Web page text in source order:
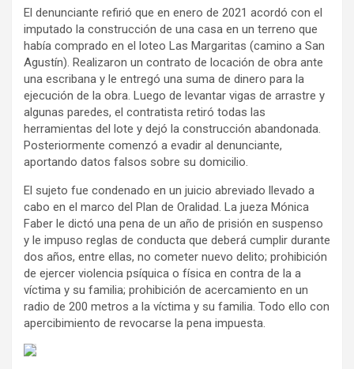
El denunciante refirió que en enero de 2021 acordó con el
imputado la construcción de una casa en un terreno que
había comprado en el loteo Las Margaritas (camino a San
Agustín). Realizaron un contrato de locación de obra ante
una escribana y le entregó una suma de dinero para la
ejecución de la obra. Luego de levantar vigas de arrastre y
algunas paredes, el contratista retiró todas las
herramientas del lote y dejó la construcción abandonada.
Posteriormente comenzó a evadir al denunciante,
aportando datos falsos sobre su domicilio.
El sujeto fue condenado en un juicio abreviado llevado a
cabo en el marco del Plan de Oralidad. La jueza Mónica
Faber le dictó una pena de un año de prisión en suspenso
y le impuso reglas de conducta que deberá cumplir durante
dos años, entre ellas, no cometer nuevo delito; prohibición
de ejercer violencia psíquica o física en contra de la a
víctima y su familia; prohibición de acercamiento en un
radio de 200 metros a la víctima y su familia. Todo ello con
apercibimiento de revocarse la pena impuesta.